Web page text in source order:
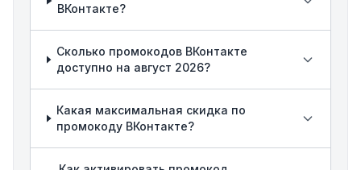
ВКонтакте?
Сколько промокодов ВКонтакте
доступно на август 2026?
Какая максимальная скидка по
промокоду ВКонтакте?